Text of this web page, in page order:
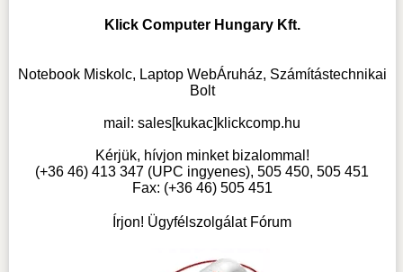
Klick Computer Hungary Kft.
Notebook Miskolc, Laptop WebÁruház, Számítástechnikai
Bolt
mail:sales[kukac]klickcomp.hu
Kérjük, hívjon minket bizalommal!
(+36 46) 413 347 (UPC ingyenes), 505 450, 505 451
Fax: (+36 46) 505 451
Írjon! Ügyfélszolgálat Fórum